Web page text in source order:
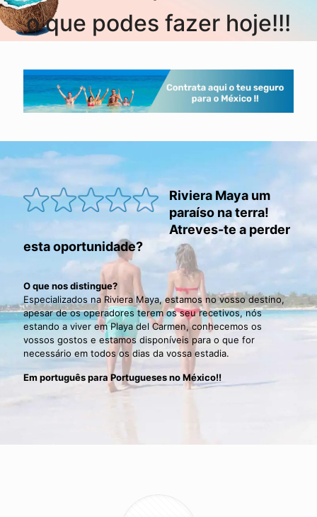
o que podes fazer hoje!!!
Riviera Maya um
paraíso na terra!
Atreves-te a perder
esta oportunidade?
O que nos distingue?
Especializados na Riviera Maya, estamos no vosso destino,
apesar de os operadores terem os seu recetivos, nós
estando a viver em Playa del Carmen, conhecemos os
vossos gostos e estamos disponíveis para o que for
necessário em todos os dias da vossa estadia.
Em português para Portugueses no México!!